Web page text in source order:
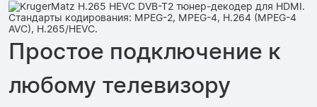
Простое подключение к
любому телевизору